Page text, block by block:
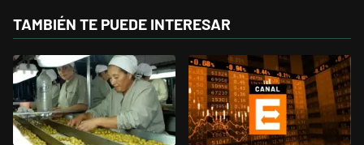
TAMBIÉN TE PUEDE INTERESAR